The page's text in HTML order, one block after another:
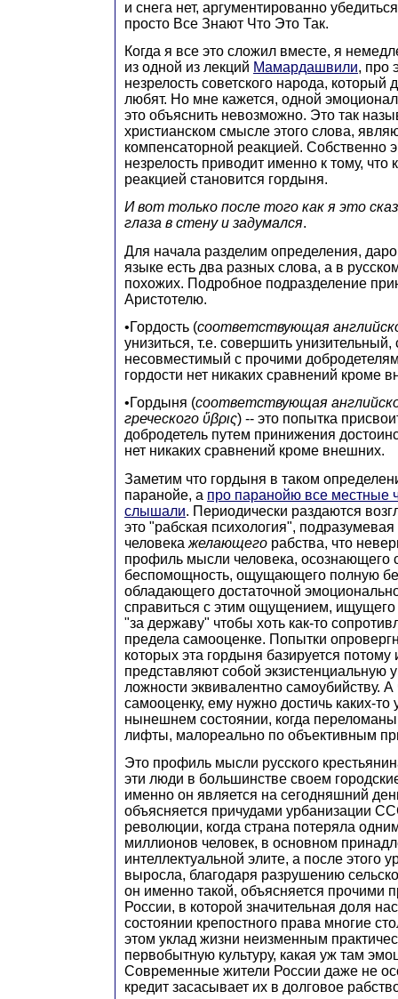
и снега нет, аргументированно
просто Все Знают Что Это Так.
Когда я все это сложил вместе, я
из одной из лекций Мамардашвили, про
незрелость советского народа, который
любят. Но мне кажется, одной
это объяснить невозможно. Это так
христианском смысле этого слова,
компенсаторной реакцией. Собственно
незрелость приводит именно к тому, что
реакцией становится гордыня.
И вот только после того как я это
глаза в стену и задумался.
Для начала разделим определения,
языке есть два разных слова, а в
похожих. Подробное подразделение
Аристотелю.
•Гордость (соответствующая
унизиться, т.е. совершить
несовместимый с прочими
гордости нет никаких сравнений кроме
•Гордыня (соответствующая
греческого ὕβρις) -- это попытка
добродетель путем принижения
нет никаких сравнений кроме внешних.
Заметим что гордыня в таком
паранойе, а про паранойю все местные
слышали. Периодически раздаются
это "рабская психология", подразумевая
человека желающего рабства, что
профиль мысли человека, осознающего
беспомощность, ощущающего полную
обладающего достаточной
справиться с этим ощущением,
"за державу" чтобы хоть как-то
предела самооценке. Попытки
которых эта гордыня базируется потому
представляют собой экзистенциальную
ложности эквивалентно самоубийству.
самооценку, ему нужно достичь каких-то
нынешнем состоянии, когда
лифты, малореально по объективным
Это профиль мысли русского
эти люди в большинстве своем
именно он является на сегодняшний
объясняется причудами урбанизации
революции, когда страна потеряла
миллионов человек, в основном
интеллектуальной элите, а после этого
выросла, благодаря разрушению
он именно такой, объясняется прочими
России, в которой значительная доля
состоянии крепостного права многие
этом уклад жизни неизменным
первобытную культуру, какая уж там
Современные жители России даже не
кредит засасывает их в долговое